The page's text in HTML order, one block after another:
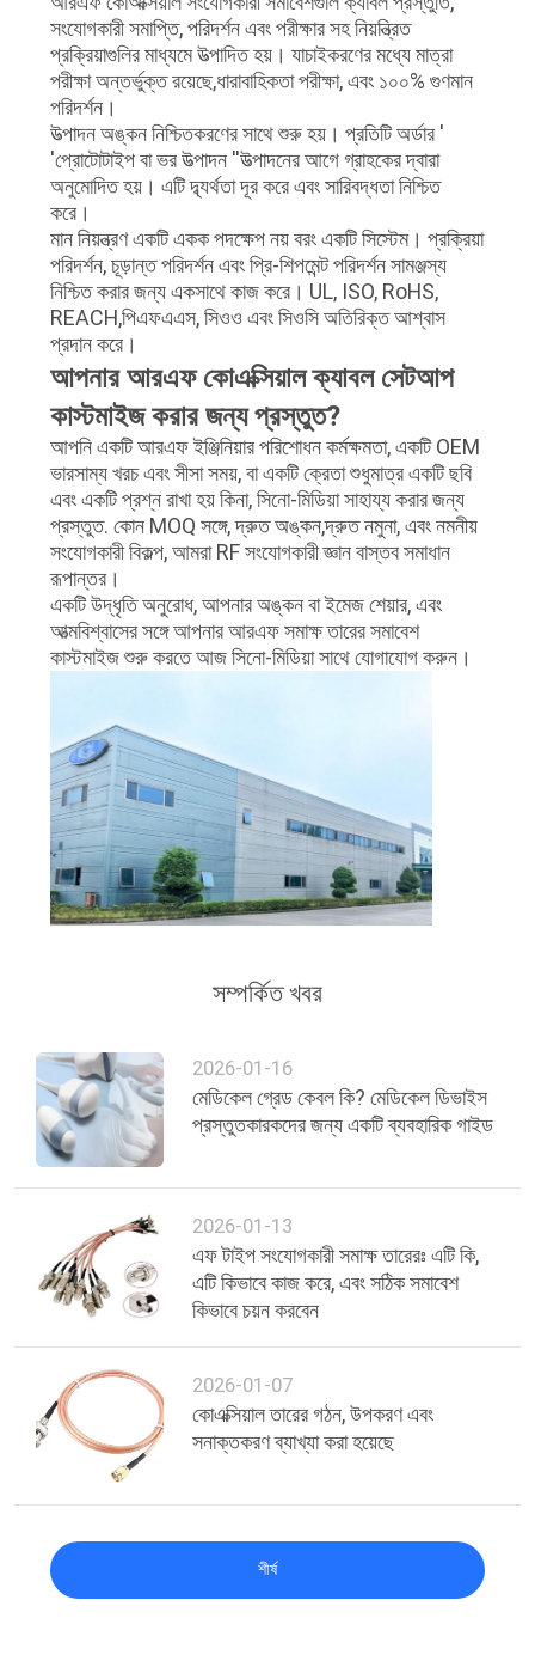
সংযোগকারী সমাপ্তি, পরিদর্শন এবং পরীক্ষার সহ নিয়ন্ত্রিত
প্রক্রিয়াগুলির মাধ্যমে উত্পাদিত হয়। যাচাইকরণের মধ্যে মাত্রা
পরীক্ষা অন্তর্ভুক্ত রয়েছে,ধারাবাহিকতা পরীক্ষা, এবং ১০০% গুণমান
পরিদর্শন।
উত্পাদন অঙ্কন নিশ্চিতকরণের সাথে শুরু হয়। প্রতিটি অর্ডার ′
′প্রোটোটাইপ বা ভর উত্পাদন ′′উত্পাদনের আগে গ্রাহকের দ্বারা
অনুমোদিত হয়। এটি দ্ব্যর্থতা দূর করে এবং সারিবদ্ধতা নিশ্চিত
করে।
মান নিয়ন্ত্রণ একটি একক পদক্ষেপ নয় বরং একটি সিস্টেম। প্রক্রিয়া
পরিদর্শন, চূড়ান্ত পরিদর্শন এবং প্রি-শিপমেন্ট পরিদর্শন সামঞ্জস্য
নিশ্চিত করার জন্য একসাথে কাজ করে। UL, ISO, RoHS,
REACH,পিএফএএস, সিওও এবং সিওসি অতিরিক্ত আশ্বাস
প্রদান করে।
আপনার আরএফ কোএক্সিয়াল ক্যাবল সেটআপ
কাস্টমাইজ করার জন্য প্রস্তুত?
আপনি একটি আরএফ ইঞ্জিনিয়ার পরিশোধন কর্মক্ষমতা, একটি OEM
ভারসাম্য খরচ এবং সীসা সময়, বা একটি ক্রেতা শুধুমাত্র একটি ছবি
এবং একটি প্রশ্ন রাখা হয় কিনা, সিনো-মিডিয়া সাহায্য করার জন্য
প্রস্তুত. কোন MOQ সঙ্গে, দ্রুত অঙ্কন,দ্রুত নমুনা, এবং নমনীয়
সংযোগকারী বিকল্প, আমরা RF সংযোগকারী জ্ঞান বাস্তব সমাধান
রূপান্তর।
একটি উদ্ধৃতি অনুরোধ, আপনার অঙ্কন বা ইমেজ শেয়ার, এবং
আত্মবিশ্বাসের সঙ্গে আপনার আরএফ সমাক্ষ তারের সমাবেশ
কাস্টমাইজ শুরু করতে আজ সিনো-মিডিয়া সাথে যোগাযোগ করুন।
সম্পর্কিত খবর
2026-01-16
মেডিকেল গ্রেড কেবল কি? মেডিকেল ডিভাইস
প্রস্তুতকারকদের জন্য একটি ব্যবহারিক গাইড
2026-01-13
এফ টাইপ সংযোগকারী সমাক্ষ তারেরঃ এটি কি,
এটি কিভাবে কাজ করে, এবং সঠিক সমাবেশ
কিভাবে চয়ন করবেন
2026-01-07
কোএক্সিয়াল তারের গঠন, উপকরণ এবং
সনাক্তকরণ ব্যাখ্যা করা হয়েছে
শীর্ষ